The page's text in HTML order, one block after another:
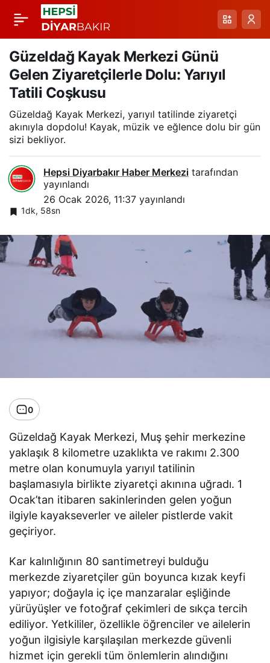
Güzeldağ Kayak Merkezi Günü
Gelen Ziyaretçilerle Dolu: Yarıyıl
Tatili Coşkusu
Güzeldağ Kayak Merkezi, yarıyıl tatilinde ziyaretçi
akınıyla dopdolu! Kayak, müzik ve eğlence dolu bir gün
sizi bekliyor.
Hepsi Diyarbakır Haber Merkezi tarafından
yayınlandı
26 Ocak 2026, 11:37 yayınlandı
1dk, 58sn
0
Güzeldağ Kayak Merkezi, Muş şehir merkezine
yaklaşık 8 kilometre uzaklıkta ve rakımı 2.300
metre olan konumuyla yarıyıl tatilinin
başlamasıyla birlikte ziyaretçi akınına uğradı. 1
Ocak’tan itibaren sakinlerinden gelen yoğun
ilgiyle kayakseverler ve aileler pistlerde vakit
geçiriyor.
Kar kalınlığının 80 santimetreyi bulduğu
merkezde ziyaretçiler gün boyunca kızak keyfi
yapıyor; doğayla iç içe manzaralar eşliğinde
yürüyüşler ve fotoğraf çekimleri de sıkça tercih
ediliyor. Yetkililer, özellikle öğrenciler ve ailelerin
yoğun ilgisiyle karşılaşılan merkezde güvenli
hizmet için gerekli tüm önlemlerin alındığını
Karlı Yolda Yaban
Domuzu: Büyülenen
Anlar ve Yol Güvenliği
Paylaş